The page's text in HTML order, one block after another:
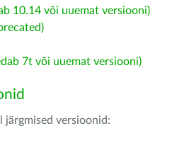
10.14 või uuemat versiooni)
7t või uuemat versiooni)
järgmised versioonid: